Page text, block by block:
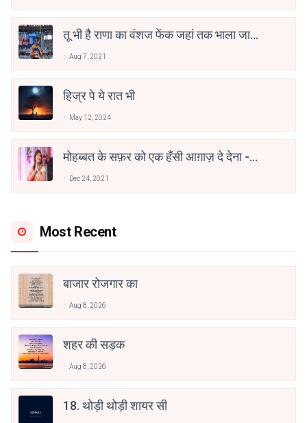
तू भी है राणा का वंशज फेंक जहां तक भाला जाए:
Aug 7, 2021
हिज्र पे ये रात भी
May 12, 2024
मोहब्बत के सफ़र को एक हँसी आग़ाज़ दे देना -
Dec 24, 2021
Most Recent
बाजार रोजगार का
Aug 8, 2026
शहर की सड़क
Aug 8, 2026
18. थोड़ी थोड़ी शायर सी